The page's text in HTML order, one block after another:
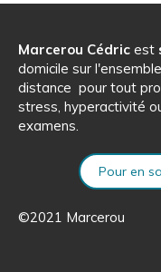
Marcerou Cédric est
domicile sur
distance pour tout
stress, hyperactivité
examens.
Pour en
©2021 Marcerou